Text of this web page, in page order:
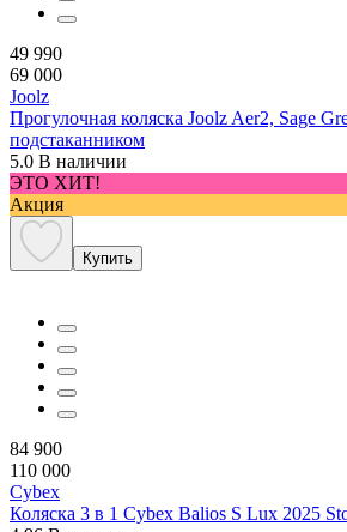
49 990
69 000
Joolz
Прогулочная коляска Joolz Aer2, Sage
подстаканником
5.0 В наличии
ЭТО ХИТ!
Акция
Купить
84 900
110 000
Cybex
Коляска 3 в 1 Cybex Balios S Lux 2025